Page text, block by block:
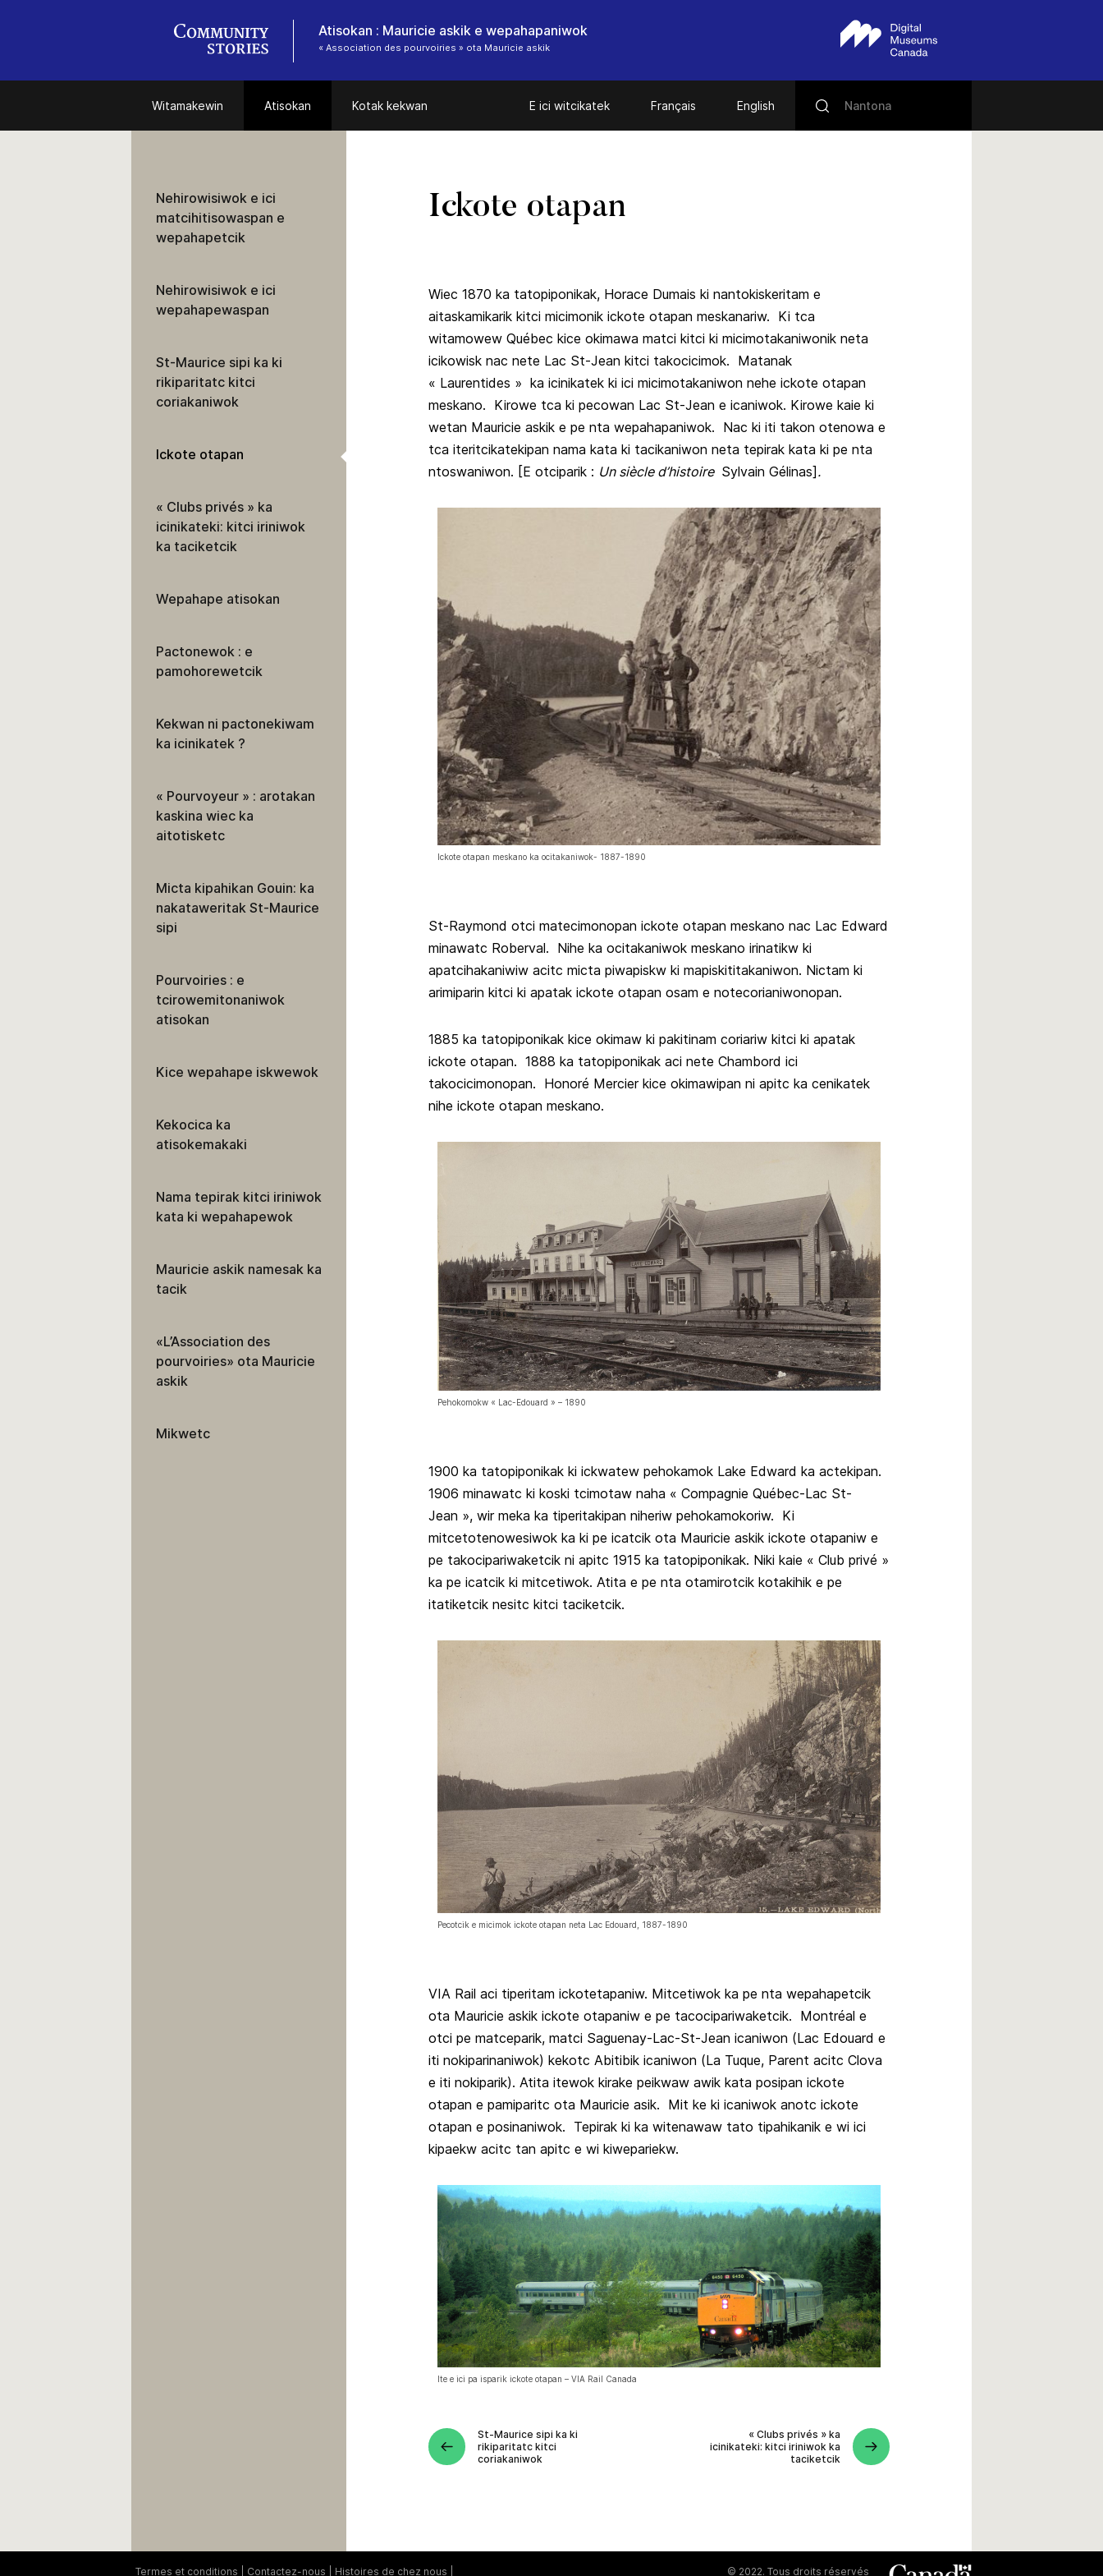
Atisokan : Mauricie askik e wepahapaniwok
« Association des pourvoiries » ota Mauricie askik
Witamakewin Atisokan Kotak kekwan E ici witcikatek Français English
Ickote otapan
Wiec 1870 ka tatopiponikak, Horace Dumais ki nantokiskeritam e
aitaskamikarik kitci micimonik ickote otapan meskanariw. Ki tca
witamowew Québec kice okimawa matci kitci ki micimotakaniwonik neta
icikowisk nac nete Lac St-Jean kitci takocicimok. Matanak
« Laurentides » ka icinikatek ki ici micimotakaniwon nehe ickote otapan
meskano. Kirowe tca ki pecowan Lac St-Jean e icaniwok. Kirowe kaie ki
wetan Mauricie askik e pe nta wepahapaniwok. Nac ki iti takon otenowa e
tca iteritcikatekipan nama kata ki tacikaniwon neta tepirak kata ki pe nta
ntoswaniwon. [E otciparik : Un siècle d’histoire Sylvain Gélinas] .
Ickote otapan meskano ka ocitakaniwok- 1887-1890
St-Raymond otci matecimonopan ickote otapan meskano nac Lac Edward
minawatc Roberval. Nihe ka ocitakaniwok meskano irinatikw ki
apatcihakaniwiw acitc micta piwapiskw ki mapiskititakaniwon. Nictam ki
arimiparin kitci ki apatak ickote otapan osam e notecorianiwonopan.
1885 ka tatopiponikak kice okimaw ki pakitinam coriariw kitci ki apatak
ickote otapan. 1888 ka tatopiponikak aci nete Chambord ici
takocicimonopan. Honoré Mercier kice okimawipan ni apitc ka cenikatek
nihe ickote otapan meskano.
Pehokomokw « Lac-Edouard » – 1890
1900 ka tatopiponikak ki ickwatew pehokamok Lake Edward ka actekipan.
1906 minawatc ki koski tcimotaw naha « Compagnie Québec-Lac St-
Jean », wir meka ka tiperitakipan niheriw pehokamokoriw. Ki
mitcetotenowesiwok ka ki pe icatcik ota Mauricie askik ickote otapaniw e
pe takocipariwaketcik ni apitc 1915 ka tatopiponikak. Niki kaie « Club privé »
ka pe icatcik ki mitcetiwok. Atita e pe nta otamirotcik kotakihik e pe
itatiketcik nesitc kitci taciketcik.
Pecotcik e micimok ickote otapan neta Lac Edouard, 1887-1890
VIA Rail aci tiperitam ickotetapaniw. Mitcetiwok ka pe nta wepahapetcik
ota Mauricie askik ickote otapaniw e pe tacocipariwaketcik. Montréal e
otci pe matceparik, matci Saguenay-Lac-St-Jean icaniwon (Lac Edouard e
iti nokiparinaniwok) kekotc Abitibik icaniwon (La Tuque, Parent acitc Clova
e iti nokiparik). Atita itewok kirake peikwaw awik kata posipan ickote
otapan e pamiparitc ota Mauricie asik. Mit ke ki icaniwok anotc ickote
otapan e posinaniwok. Tepirak ki ka witenawaw tato tipahikanik e wi ici
kipaekw acitc tan apitc e wi kiwepariekw.
Ite e ici pa isparik ickote otapan – VIA Rail Canada
St-Maurice sipi ka ki
rikiparitatc kitci
coriakaniwok
« Clubs privés » ka
icinikateki: kitci iriniwok ka
taciketcik
Nehirowisiwok e ici
matcihitisowaspan e
wepahapetcik
Nehirowisiwok e ici
wepahapewaspan
St-Maurice sipi ka ki
rikiparitatc kitci
coriakaniwok
Ickote otapan
« Clubs privés » ka
icinikateki: kitci iriniwok
ka taciketcik
Wepahape atisokan
Pactonewok : e
pamohorewetcik
Kekwan ni pactonekiwam
ka icinikatek ?
« Pourvoyeur » : arotakan
kaskina wiec ka
aitotisketc
Micta kipahikan Gouin: ka
nakataweritak St-Maurice
sipi
Pourvoiries : e
tcirowemitonaniwok
atisokan
Kice wepahape iskwewok
Kekocica ka
atisokemakaki
Nama tepirak kitci iriniwok
kata ki wepahapewok
Mauricie askik namesak ka
tacik
«L’Association des
pourvoiries» ota Mauricie
askik
Mikwetc
Termes et conditions Contactez-nous Histoires de chez nous © 2022. Tous droits réservés